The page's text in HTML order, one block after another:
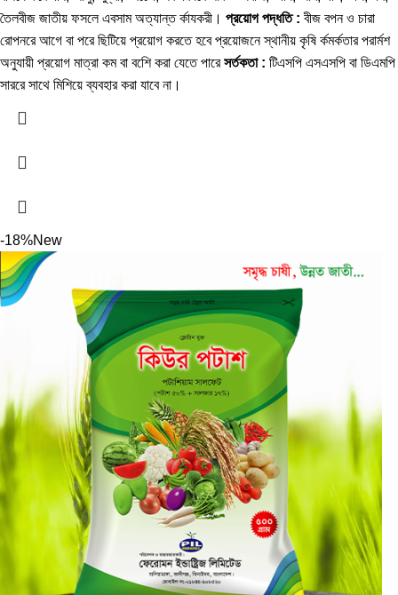
তৈলবীজ জাতীয় ফসলে এবসাম অত্যান্ত র্কাযকরী। প্রয়োগ পদ্ধতি : বীজ বপন ও চারা
রোপনরে আগে বা পরে ছিটিয়ে প্রয়োগ করতে হবে প্রয়োজনে স্থানীয় কৃষি র্কমর্কতার পরার্মশ
অনুযায়ী প্রয়োগ মাত্রা কম বা বশেি করা যেতে পারেসর্তকতা : টিএসপি এসএসপি বা ডিএমপি
সাররে সাথে মিশিয়ে ব্যবহার করা যাবে না।
-18%New